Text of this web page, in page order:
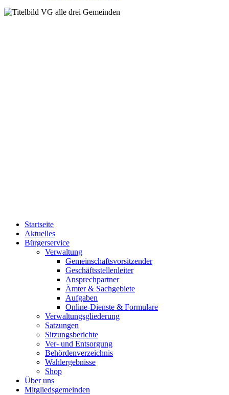
Startseite
Aktuelles
Bürgerservice
Verwaltung
Gemeinschaftsvorsitzender
Geschäftsstellenleiter
Ansprechpartner
Ämter & Sachgebiete
Aufgaben
Online-Dienste & Formulare
Verwaltungsgliederung
Satzungen
Sitzungsberichte
Ver- und Entsorgung
Behördenverzeichnis
Wahlergebnisse
Shop
Über uns
Mitgliedsgemeinden